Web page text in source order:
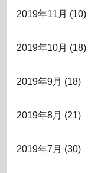
2019年11月 (10)
2019年10月 (18)
2019年9月 (18)
2019年8月 (21)
2019年7月 (30)